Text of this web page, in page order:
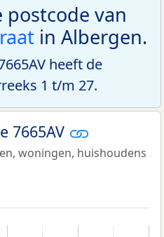
postcode van
in Albergen.
heeft de
1 t/m 27.
7665AV
woningen, huishoudens